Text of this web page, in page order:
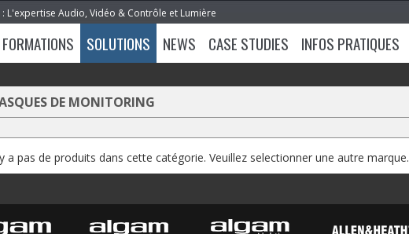
L'expertise Audio, Vidéo & Contrôle et Lumière
FORMATIONS SOLUTIONS NEWS CASE STUDIES INFOS PRATIQUES
DE MONITORING
a pas de produits dans cette catégorie. Veuillez selectionner une autre marque.